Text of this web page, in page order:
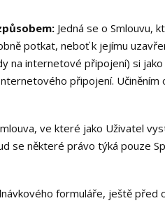
Jedná se o Smlouvu,
potkat, neboť k jejímu
na internetové připojení) si
připojení.
ve které jako Uživatel
se některé právo týká pouze
formuláře, ještě před